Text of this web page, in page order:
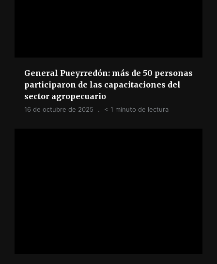
General Pueyrredón: más de 50 personas
participaron de las capacitaciones del
sector agropecuario
16 de octubre de 2025 < 1 minuto de lectura